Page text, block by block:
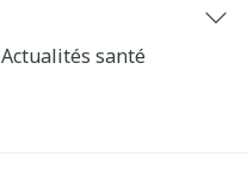
Actualités santé